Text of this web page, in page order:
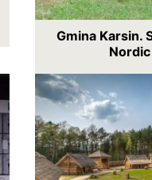
Gmina Karsin.